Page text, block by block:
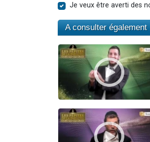
Je veux être averti des
A consulter également